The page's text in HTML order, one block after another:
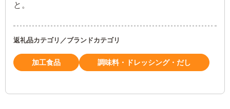
と。
返礼品カテゴリ／ブランドカテゴリ
加工食品 調味料・ドレッシング・だし